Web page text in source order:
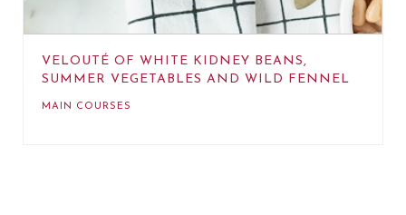
VELOUTÉ OF WHITE KIDNEY BEANS,
SUMMER VEGETABLES AND WILD FENNEL
MAIN COURSES